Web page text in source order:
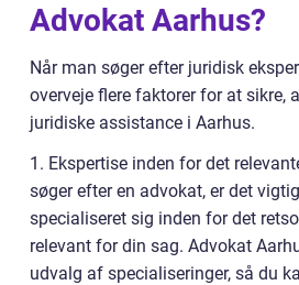
Advokat Aarhus?
Når man søger efter juridisk
overveje flere faktorer for at sikre,
juridiske assistance i Aarhus.
1. Ekspertise inden for det
søger efter en advokat, er det
specialiseret sig inden for det
relevant for din sag. Advokat
udvalg af specialiseringer, så du